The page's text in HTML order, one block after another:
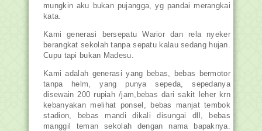
mungkin aku bukan pujangga, yg pandai merangkai
kata.
Kami generasi bersepatu Warior dan rela nyeker
berangkat sekolah tanpa sepatu kalau sedang hujan.
Cupu tapi bukan Madesu.
Kami adalah generasi yang bebas, bebas bermotor
tanpa helm, yang punya sepeda, sepedanya
disewain 200 rupiah /jam,bebas dari sakit leher krn
kebanyakan melihat ponsel, bebas manjat tembok
stadion, bebas mandi dikali disungai dll, bebas
manggil teman sekolah dengan nama bapaknya.